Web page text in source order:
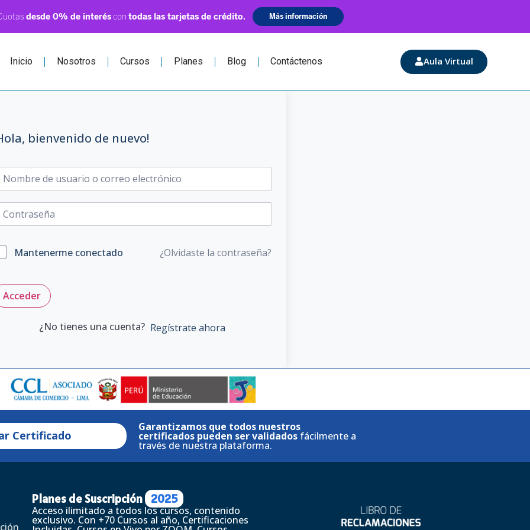
Inicio Nosotros Cursos Planes Blog Contáctenos Aula Virtual
bienvenido de nuevo!
Mantenerme conectado ¿Olvidaste la contraseña?
Acceder
¿No tienes una cuenta? Regístrate ahora
Certificado
Garantizamos que todos nuestros
certificados pueden ser validados fácilmente a
través de nuestra plataforma.
Planes de Suscripción 2025
Acceso ilimitado a todos los cursos, contenido
exclusivo. Con +70 Cursos al año, Certificaciones